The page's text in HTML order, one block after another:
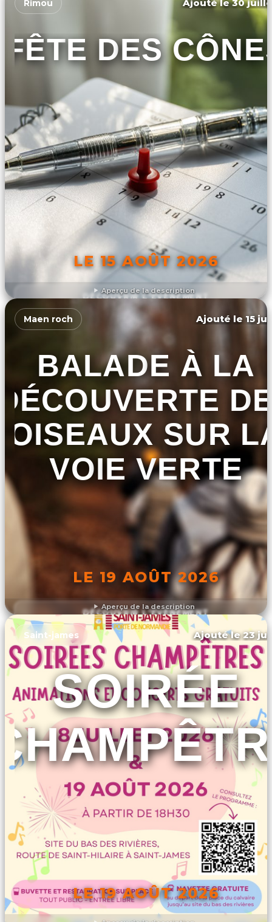
Aperçu de la description
Rimou Ajouté le 30
FÊTE DES
LE 15 AOÛT 2026
DÉCOUVRIR L'ÉVÉNEMENT
Aperçu de la description
Maen roch Ajouté le 15
BALADE À LA
OISEAUX SUR
VOIE VERTE
LE 19 AOÛT 2026
DÉCOUVRIR L'ÉVÉNEMENT
Saint-james Ajouté le 23
SOIRÉE
LE 19 AOÛT 2026